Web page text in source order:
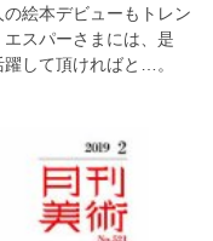
絵本デビューもトレン
スパーさまには、是
して頂ければと…。